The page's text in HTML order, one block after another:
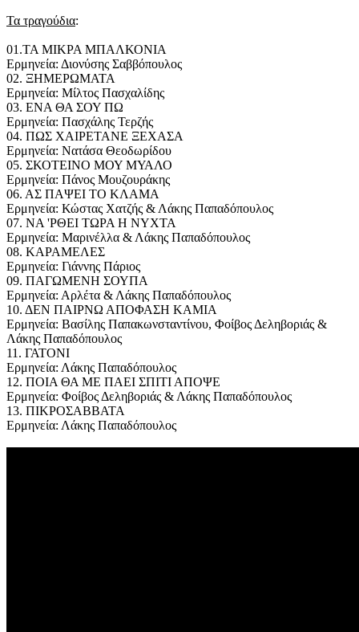
Τα τραγούδια:
01.ΤΑ ΜΙΚΡΑ ΜΠΑΛΚΟΝΙΑ
Ερμηνεία: Διονύσης Σαββόπουλος
02. ΞΗΜΕΡΩΜΑΤΑ
Ερμηνεία: Μίλτος Πασχαλίδης
03. ΕΝΑ ΘΑ ΣΟΥ ΠΩ
Ερμηνεία: Πασχάλης Τερζής
04. ΠΩΣ ΧΑΙΡΕΤΑΝΕ ΞΕΧΑΣΑ
Ερμηνεία: Νατάσα Θεοδωρίδου
05. ΣΚΟΤΕΙΝΟ ΜΟΥ ΜΥΑΛΟ
Ερμηνεία: Πάνος Μουζουράκης
06. ΑΣ ΠΑΨΕΙ ΤΟ ΚΛΑΜΑ
Ερμηνεία: Κώστας Χατζής & Λάκης Παπαδόπουλος
07. ΝΑ 'ΡΘΕΙ ΤΩΡΑ Η ΝΥΧΤΑ
Ερμηνεία: Μαρινέλλα & Λάκης Παπαδόπουλος
08. ΚΑΡΑΜΕΛΕΣ
Ερμηνεία: Γιάννης Πάριος
09. ΠΑΓΩΜΕΝΗ ΣΟΥΠΑ
Ερμηνεία: Αρλέτα & Λάκης Παπαδόπουλος
10. ΔΕΝ ΠΑΙΡΝΩ ΑΠΟΦΑΣΗ ΚΑΜΙΑ
Ερμηνεία: Βασίλης Παπακωνσταντίνου, Φοίβος Δεληβοριάς &
Λάκης Παπαδόπουλος
11. ΓΑΤΟΝΙ
Ερμηνεία: Λάκης Παπαδόπουλος
12. ΠΟΙΑ ΘΑ ΜΕ ΠΑΕΙ ΣΠΙΤΙ ΑΠΟΨΕ
Ερμηνεία: Φοίβος Δεληβοριάς & Λάκης Παπαδόπουλος
13. ΠΙΚΡΟΣΑΒΒΑΤΑ
Ερμηνεία: Λάκης Παπαδόπουλος